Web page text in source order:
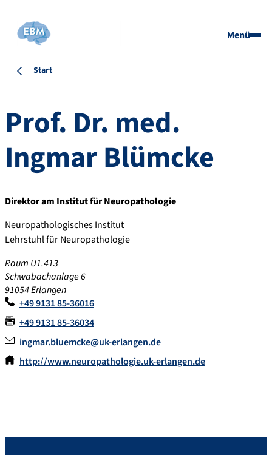
Menü
Start
Prof. Dr. med.
IngmarBlümcke
Direktor am Institut für Neuropathologie
Neuropathologisches Institut
Lehrstuhl für Neuropathologie
Raum U1.413
Schwabachanlage 6
91054 Erlangen
+49 9131 85-36016
+49 9131 85-36034
ingmar.bluemcke@uk-erlangen.de
http://www.neuropathologie.uk-erlangen.de